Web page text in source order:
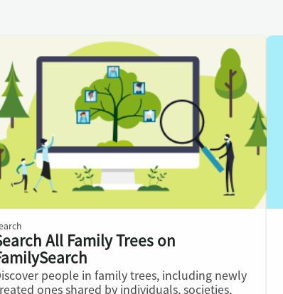
All Family Trees on
people in family trees, including newly
ones shared by individuals, societies,